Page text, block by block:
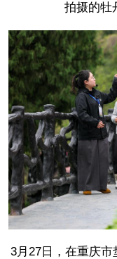
拍摄的牡
3月27日，在重庆市